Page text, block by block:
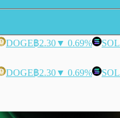
DOGE฿2.30▼ 0.69% SOL
DOGE฿2.30▼ 0.69% SOL